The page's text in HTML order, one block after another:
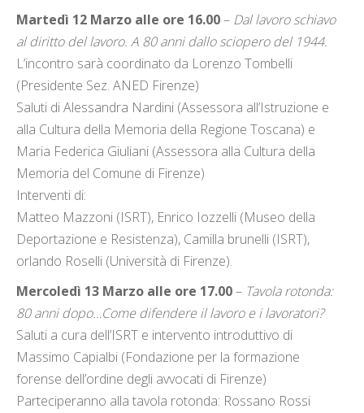
Martedì 12 Marzo alle ore 16.00– Dal lavoro schiavo
al diritto del lavoro. A 80 anni dallo sciopero del 1944.
L’incontro sarà coordinato da Lorenzo Tombelli
(Presidente Sez. ANED Firenze)
Saluti di Alessandra Nardini (Assessora all’Istruzione e
alla Cultura della Memoria della Regione Toscana) e
Maria Federica Giuliani (Assessora alla Cultura della
Memoria del Comune di Firenze)
Interventi di:
Matteo Mazzoni (ISRT), Enrico Iozzelli (Museo della
Deportazione e Resistenza), Camilla brunelli (ISRT),
orlando Roselli (Università di Firenze).
Mercoledì 13 Marzo alle ore 17.00– Tavola rotonda:
80 anni dopo…Come difendere il lavoro e i lavoratori?
Saluti a cura dell’ISRT e intervento introduttivo di
Massimo Capialbi (Fondazione per la formazione
forense dell’ordine degli avvocati di Firenze)
Parteciperanno alla tavola rotonda: Rossano Rossi